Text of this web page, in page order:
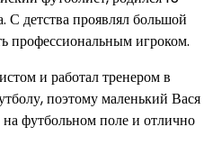
С детства проявлял большой
профессиональным игроком.
и работал тренером в
поэтому маленький Вася
футбольном поле и отлично